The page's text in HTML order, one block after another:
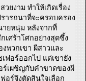
ยงาม ทำให้เกิดเรื่อง
ารถนาที่จะครอบครอง
ายหนุ่ม หลังจากที่
เศร้าโศกอย่างสุดซึ้ง
พวกเขา ผีสาวและ
ฟอร์ออกไป แต่เขายัง
ร์เผชิญกับคำขาดของผี
อร์จึงตัดสินใจเลือก